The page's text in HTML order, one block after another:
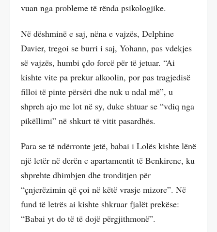
vuan nga probleme të rënda psikologjike.
Në dëshminë e saj, nëna e vajzës, Delphine
Davier, tregoi se burri i saj, Yohann, pas vdekjes
së vajzës, humbi çdo forcë për të jetuar. “Ai
kishte vite pa prekur alkoolin, por pas tragjedisë
filloi të pinte përsëri dhe nuk u ndal më”, u
shpreh ajo me lot në sy, duke shtuar se “vdiq nga
pikëllimi” në shkurt të vitit pasardhës.
Para se të ndërronte jetë, babai i Lolës kishte lënë
një letër në derën e apartamentit të Benkirene, ku
shprehte dhimbjen dhe tronditjen për
“çnjerëzimin që çoi në këtë vrasje mizore”. Në
fund të letrës ai kishte shkruar fjalët prekëse:
“Babai yt do të të dojë përgjithmonë”.